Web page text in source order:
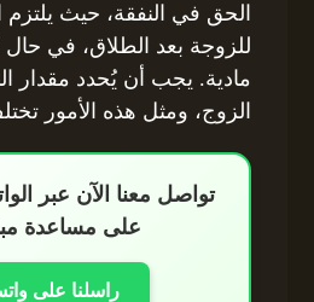
الحق في النفقة، حيث يلتزم
للزوجة بعد الطلاق، في حال
مادية. يجب أن يُحدد مقدار
الزوج، ومثل هذه الأمور
تواصل معنا الآن عبر
على مساعدة
راسلنا على